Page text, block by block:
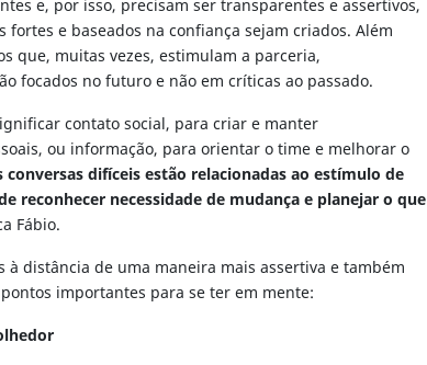
e, por isso, precisam ser transparentes e assertivos,
fortes e baseados na confiança sejam criados. Além
que, muitas vezes, estimulam a parceria,
focados no futuro e não em críticas ao passado.
contato social, para criar e manter
ou informação, para orientar o time e melhorar o
conversas difíceis estão relacionadas ao estímulo de
reconhecer necessidade de mudança e planejar o que
Fábio.
à distância de uma maneira mais assertiva e também
importantes para se ter em mente: